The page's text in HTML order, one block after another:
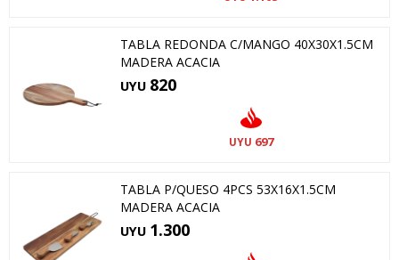
TABLA REDONDA C/MANGO 40X30X1.5CM
MADERA ACACIA
UYU 820
UYU 697
TABLA P/QUESO 4PCS 53X16X1.5CM
MADERA ACACIA
UYU 1.300